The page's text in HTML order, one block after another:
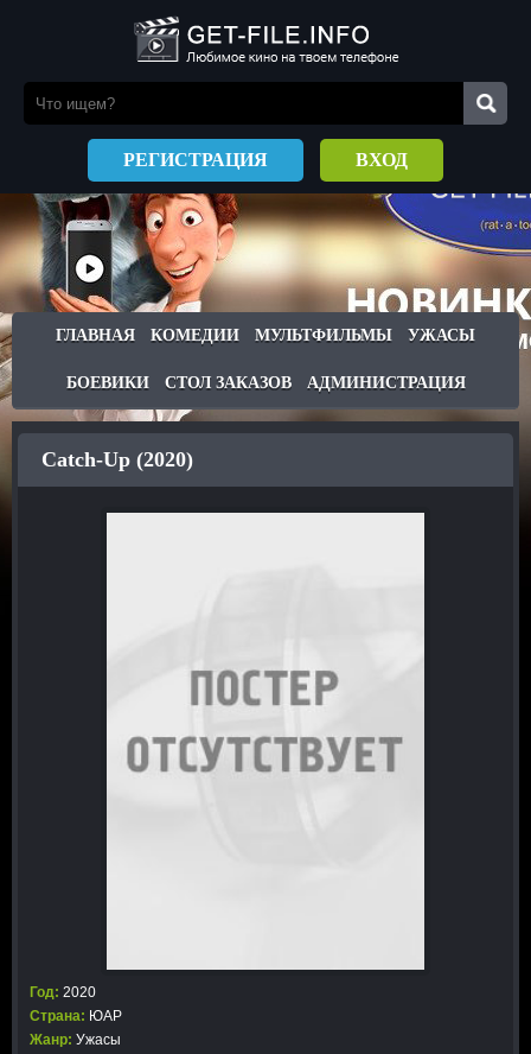
РЕГИСТРАЦИЯ ВХОД
ГЛАВНАЯ КОМЕДИИ МУЛЬТФИЛЬМЫ УЖАСЫ
БОЕВИКИ СТОЛ ЗАКАЗОВ АДМИНИСТРАЦИЯ
Catch-Up (2020)
Год: 2020
Страна: ЮАР
Жанр: Ужасы